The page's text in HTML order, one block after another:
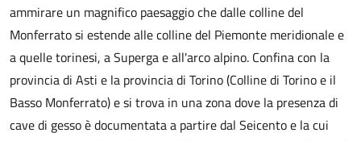
ammirare un magnifico paesaggio che dalle colline del
Monferrato si estende alle colline del Piemonte meridionale e
a quelle torinesi, a Superga e all'arco alpino. Confina con la
provincia di Asti e la provincia di Torino (Colline di Torino e il
Basso Monferrato) e si trova in una zona dove la presenza di
cave di gesso è documentata a partire dal Seicento e la cui